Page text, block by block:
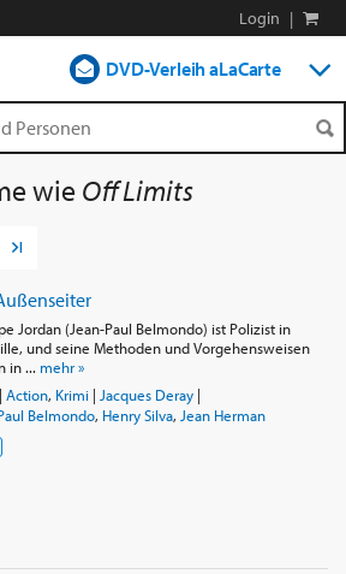
Login |
DVD-Verleih aLaCarte
Streamen
wie Off Limits
Seite
Jordan (Jean-Paul Belmondo) ist Polizist in
und seine Methoden und Vorgehensweisen
in ... mehr »
| Action, Krimi| Jacques Deray|
Belmondo, Henry Silva, Jean Herman